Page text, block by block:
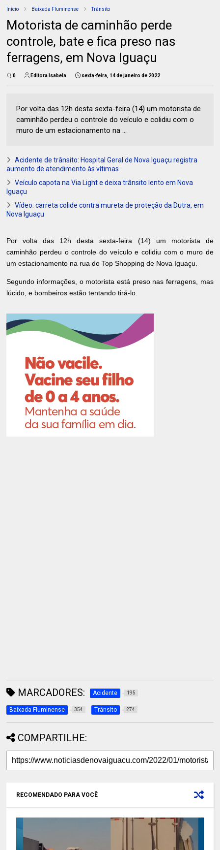
Início Baixada Fluminense Trânsito
Motorista de caminhão perde
controle, bate e fica preso nas
ferragens, em Nova Iguaçu
0 Editora Isabela sexta-feira, 14 de janeiro de 2022
Por volta das 12h desta sexta-feira (14) um motorista de
caminhão perdeu o controle do veículo e colidiu com o
muro de um estacionamento na ...
Acidente de trânsito: Hospital Geral de Nova Iguaçu registra
aumento de atendimento às vítimas
Veículo capota na Via Light e deixa trânsito lento em Nova
Iguaçu
Vídeo: carreta colide contra mureta de proteção da Dutra, em
Nova Iguaçu
Por volta das 12h desta sexta-feira (14) um motorista de
caminhão perdeu o controle do veículo e colidiu com o muro de
um estacionamento na rua do Top Shopping de Nova Iguaçu.
Segundo informações, o motorista está preso nas ferragens, mas
lúcido, e bombeiros estão tentando tirá-lo.
MARCADORES: Acidente 195
Baixada Fluminense 354 Trânsito 274
COMPARTILHE:
RECOMENDADO PARA VOCÊ